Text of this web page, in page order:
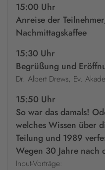
15:00 Uhr
Anreise der
Nachmittagskaffee
15:30 Uhr
Begrüßung und
Dr. Albert Drews, Ev.
15:50 Uhr
So war das damals!
welches Wissen über
Teilung und 1989
Wegen 30 Jahre nach
Input-Vorträge: